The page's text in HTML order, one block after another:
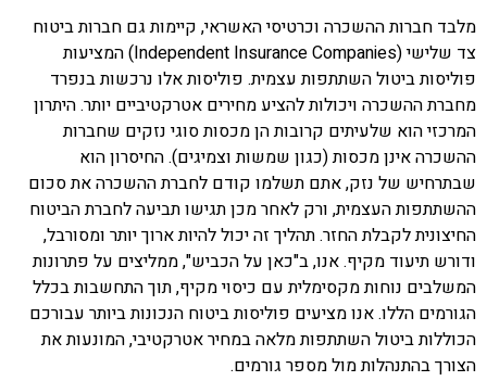
מלבד חברות ההשכרה וכרטיסי האשראי, קיימות גם חברות ביטוח
צד שלישי (Independent Insurance Companies) המציעות
פוליסות ביטול השתתפות עצמית. פוליסות אלו נרכשות בנפרד
מחברת ההשכרה ויכולות להציע מחירים אטרקטיביים יותר. היתרון
המרכזי הוא שלעיתים קרובות הן מכסות סוגי נזקים שחברות
ההשכרה אינן מכסות (כגון שמשות וצמיגים). החיסרון הוא
שבתרחיש של נזק, אתם תשלמו קודם לחברת ההשכרה את סכום
ההשתתפות העצמית, ורק לאחר מכן תגישו תביעה לחברת הביטוח
החיצונית לקבלת החזר. תהליך זה יכול להיות ארוך יותר ומסורבל,
ודורש תיעוד מקיף. אנו, ב"כאן על הכביש", ממליצים על פתרונות
המשלבים נוחות מקסימלית עם כיסוי מקיף, תוך התחשבות בכלל
הגורמים הללו. אנו מציעים פוליסות ביטוח הנכונות ביותר עבורכם
הכוללות ביטול השתתפות מלאה במחיר אטרקטיבי, המונעות את
הצורך בהתנהלות מול מספר גורמים.